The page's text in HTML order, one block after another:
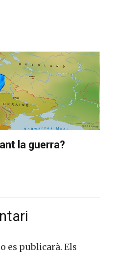
la guerra?
es publicarà. Els